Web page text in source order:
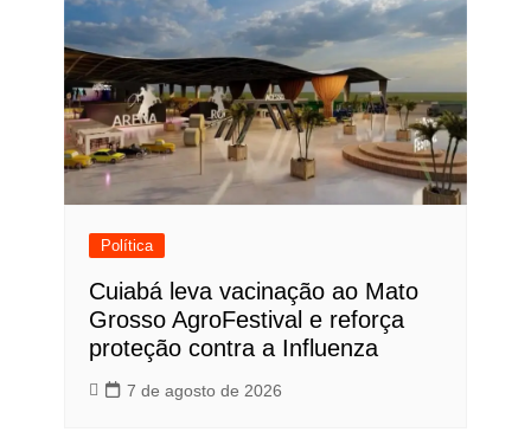
Política
Cuiabá leva vacinação ao Mato
Grosso AgroFestival e reforça
proteção contra a Influenza
7 de agosto de 2026